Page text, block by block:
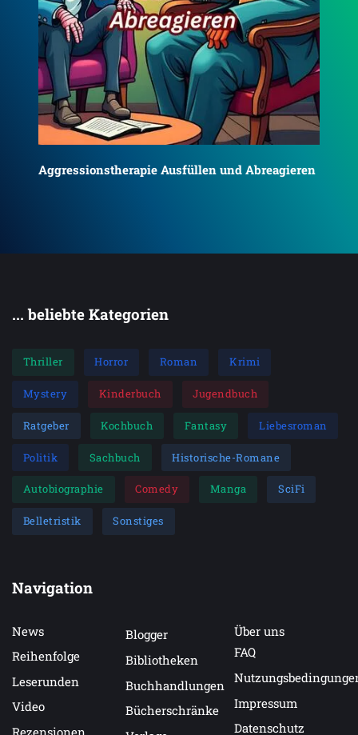
Aggressionstherapie Ausfüllen und Abreagieren
... beliebte Kategorien
Thriller Horror Roman Krimi
Mystery Kinderbuch Jugendbuch
Ratgeber Kochbuch Fantasy Liebesroman
Politik Sachbuch Historische-Romane
Autobiographie Comedy Manga SciFi
Belletristik Sonstiges
Navigation
News
Reihenfolge
Leserunden
Video
Rezensionen
Blogger
Bibliotheken
Buchhandlungen
Bücherschränke
Über uns
FAQ
Impressum
Datenschutz